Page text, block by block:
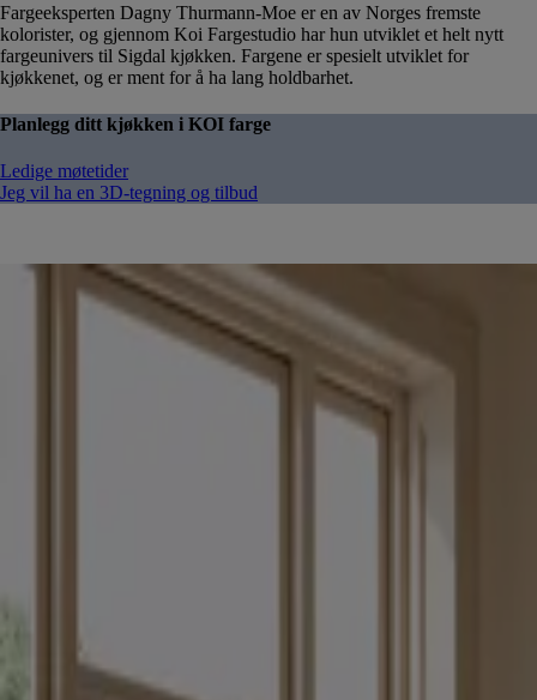
Fargeeksperten Dagny Thurmann-Moe er en av Norges fremste
kolorister, og gjennom Koi Fargestudio har hun utviklet et helt nytt
fargeunivers til Sigdal kjøkken. Fargene er spesielt utviklet for
kjøkkenet, og er ment for å ha lang holdbarhet.
Planlegg ditt kjøkken i KOI farge
Ledige møtetider
Jeg vil ha en 3D-tegning og tilbud